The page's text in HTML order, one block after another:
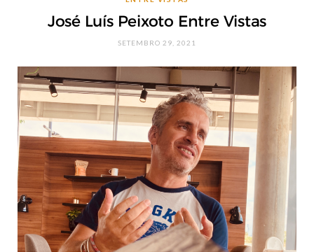
José Luís Peixoto Entre Vistas
SETEMBRO 29, 2021